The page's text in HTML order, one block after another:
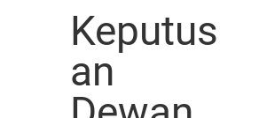
Keputus
an